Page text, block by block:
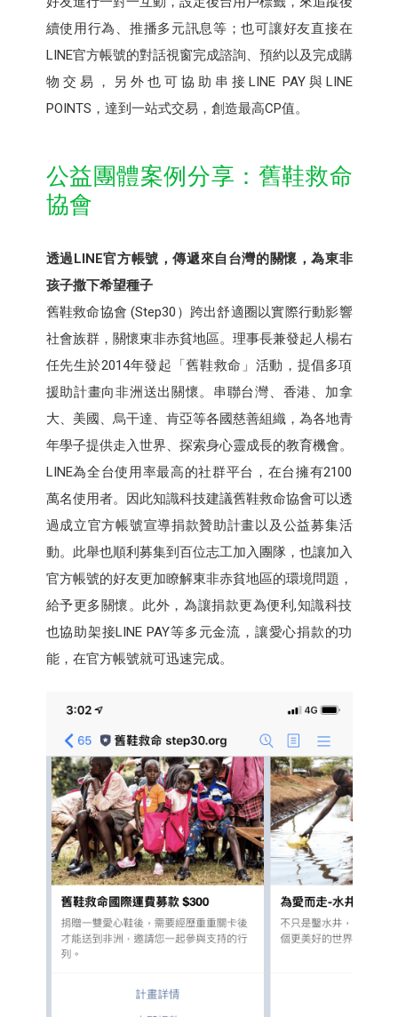
續使用行為、推播多元訊息等；也可讓好友直接在
LINE官方帳號的對話視窗完成諮詢、預約以及完成購
物交易，另外也可協助串接LINE PAY與LINE
POINTS，達到一站式交易，創造最高CP值。
公益團體案例分享：舊鞋救命
協會
透過LINE官方帳號，傳遞來自台灣的關懷，為東非
孩子撒下希望種子
舊鞋救命協會 (Step30）跨出舒適圈以實際行動影響
社會族群，關懷東非赤貧地區。理事長兼發起人楊右
任先生於2014年發起「舊鞋救命」活動，提倡多項
援助計畫向非洲送出關懷。串聯台灣、香港、加拿
大、美國、烏干達、肯亞等各國慈善組織，為各地青
年學子提供走入世界、探索身心靈成長的教育機會。
LINE為全台使用率最高的社群平台，在台擁有2100
萬名使用者。因此知識科技建議舊鞋救命協會可以透
過成立官方帳號宣導捐款贊助計畫以及公益募集活
動。此舉也順利募集到百位志工加入團隊，也讓加入
官方帳號的好友更加瞭解東非赤貧地區的環境問題，
給予更多關懷。此外，為讓捐款更為便利,知識科技
也協助架接LINE PAY等多元金流，讓愛心捐款的功
能，在官方帳號就可迅速完成。